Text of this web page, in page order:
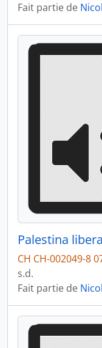
Fait partie de
CH CH-002049-8
s.d.
Fait partie de